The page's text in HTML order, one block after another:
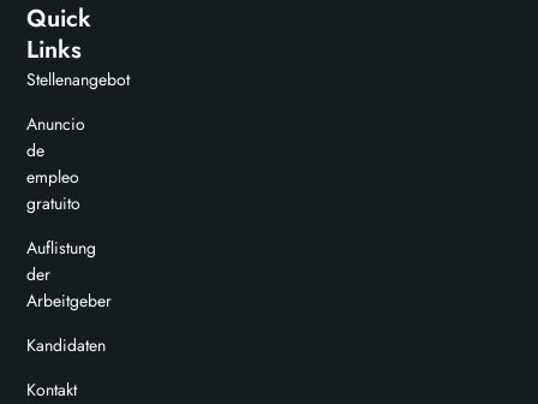
Quick
Links
Stellenangebot
Anuncio
de
empleo
gratuito
Auflistung
der
Arbeitgeber
Kandidaten
Kontakt